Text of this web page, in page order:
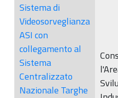
Sistema di
Videosorveglianza
ASI con
collegamento al
Sistema
Centralizzato
Nazionale Targhe